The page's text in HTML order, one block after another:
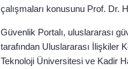
çalışmaları konusunu Prof. Dr.
Güvenlik Portalı, uluslararası
tarafından Uluslararası
Teknoloji Üniversitesi ve Kadir